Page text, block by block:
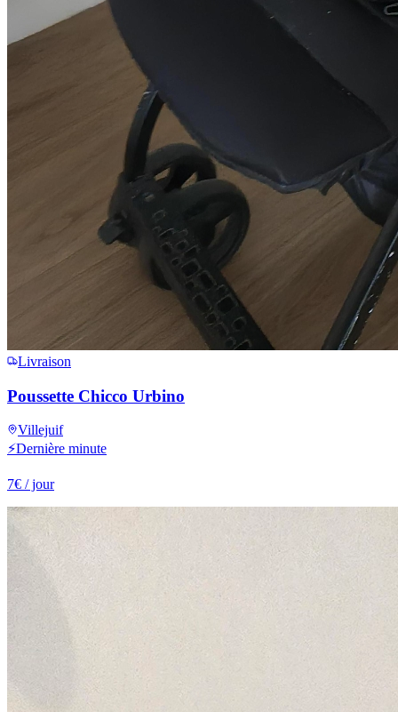
Livraison
Poussette Chicco Urbino
Villejuif
⚡Dernière minute
7€ / jour